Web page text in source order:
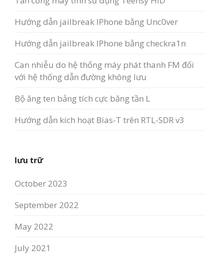
Hướng dẫn jailbreak IPhone bằng Unc0ver
Hướng dẫn jailbreak IPhone bằng checkra1n
Can nhiễu do hệ thống máy phát thanh FM đối
với hệ thống dẫn đường không lưu
Bộ ăng ten bảng tích cực băng tần L
Hướng dẫn kích hoạt Bias-T trên RTL-SDR v3
lưu trữ
October 2023
September 2022
May 2022
July 2021